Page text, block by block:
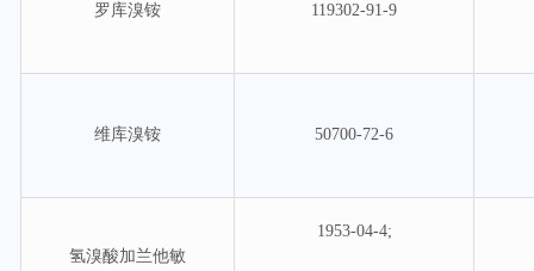
罗库溴铵 119302-91-9
维库溴铵 50700-72-6
氢溴酸加兰他敏
1953-04-4;